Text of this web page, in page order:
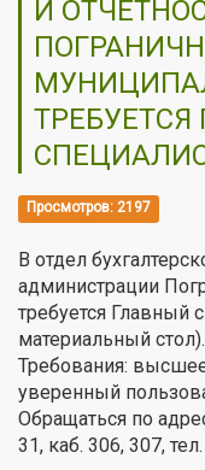
И
Просмотров: 2197
В отдел
администрации
требуется Главный
материальный стол).
Требования:
уверенный
Обращаться по
31, каб. 306, 307,